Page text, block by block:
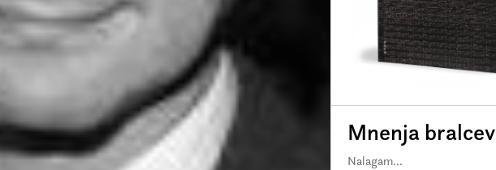
Mnenja bralcev
Nalagam...